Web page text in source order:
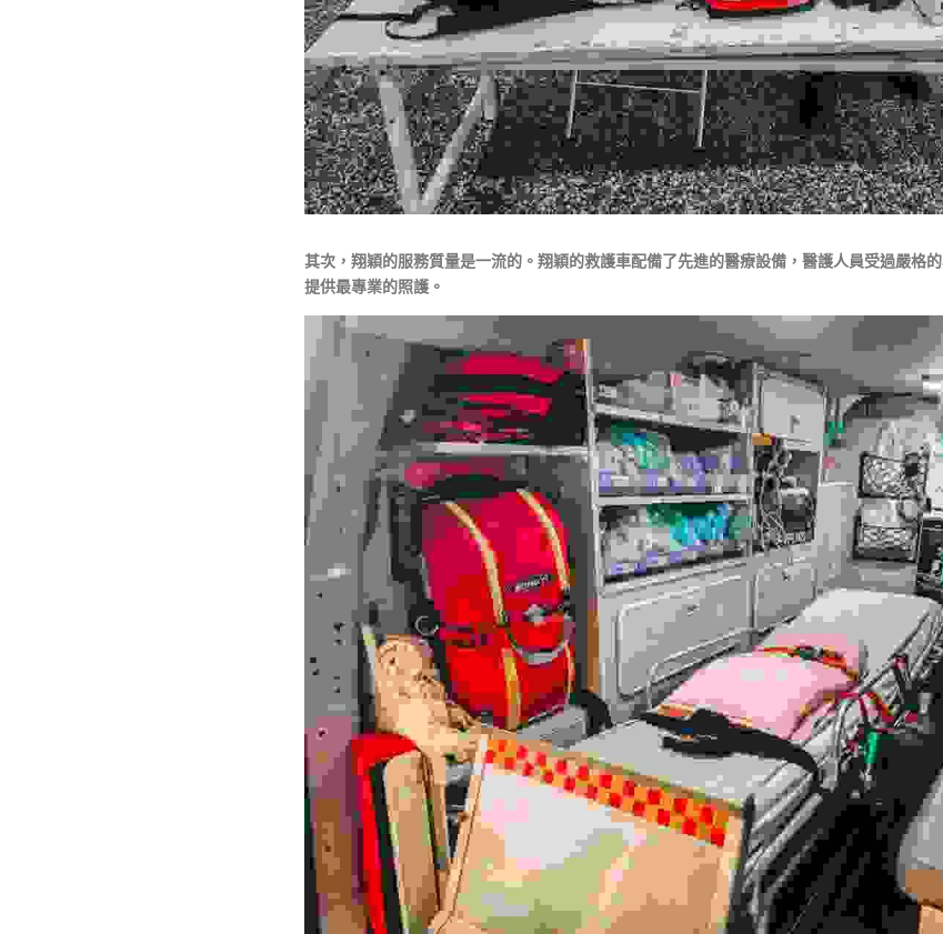
其次，翔穎的服務質量是一流的。翔穎的救護車配備了先進的醫療設備，醫護人員受過嚴格
提供最專業的照護。